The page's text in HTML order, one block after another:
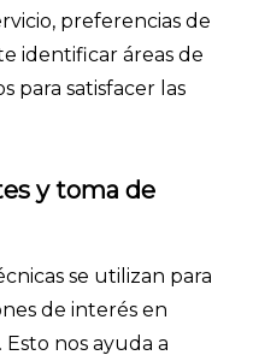
preferencias de
identificar áreas de
para satisfacer las
y toma de
se utilizan para
de interés en
nos ayuda a